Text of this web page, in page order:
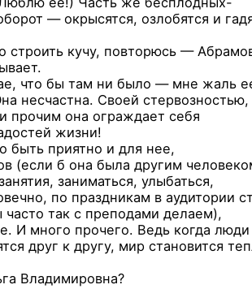
— окрысятся, озлобятся и
строить кучу, повторюсь —
что бы там ни было — мне жаль
несчастна. Своей стервозностью,
прочим она ограждает себя
жизни!
быть приятно и для нее,
(если б она была другим
заниматься, улыбаться,
по праздникам в аудитории
часто так с преподами делаем),
И много прочего. Ведь когда люди
друг к другу, мир становится
Владимировна?